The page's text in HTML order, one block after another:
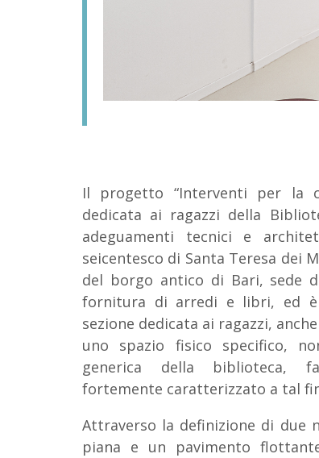
Il progetto “Interventi per la
dedicata ai ragazzi della
adeguamenti tecnici e
seicentesco di Santa Teresa dei
del borgo antico di Bari, sede
fornitura di arredi e libri, ed è
sezione dedicata ai ragazzi,
uno spazio fisico specifico,
generica della biblioteca,
fortemente caratterizzato a tal
Attraverso la definizione di due
piana e un pavimento